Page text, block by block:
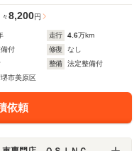
々8,200円
走行 4.6万km
付 修復
なし
整備
法定整備付
市美原区
依頼